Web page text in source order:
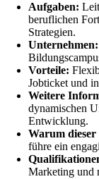
Aufgaben:
beruflichen
Strategien.
Unternehmen:
Vorteile:
Jobticket und
Weitere
dynamischen
Entwicklung.
Warum dieser
führe ein
Marketing und